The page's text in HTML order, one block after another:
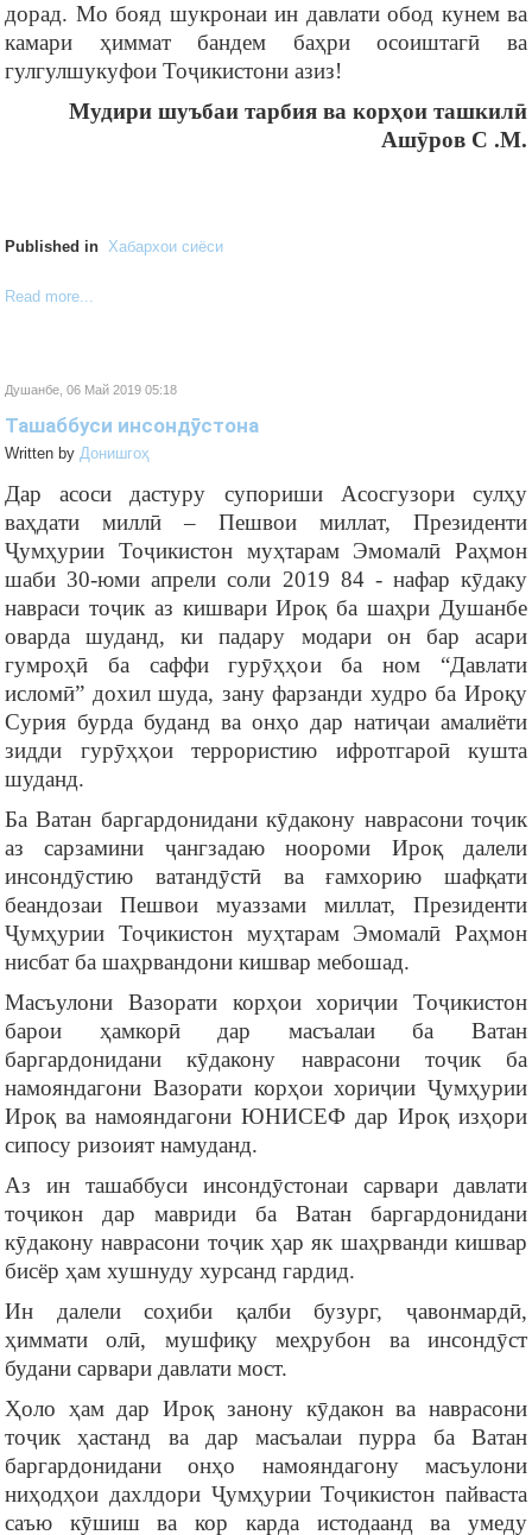
дорад. Мо бояд шукронаи ин давлати обод кунем ва
камари ҳиммат бандем баҳри осоиштагӣ ва
гулгулшукуфои Тоҷикистони азиз!
Мудири шуъбаи тарбия ва корҳои ташкилӣ
Ашӯров С .М.
Published in Хабархои сиёси
Read more...
Душанбе, 06 Май 2019 05:18
Ташаббуси инсондӯстона
Written by Донишгоҳ
Дар асоси дастуру супориши Асосгузори сулҳу
ваҳдати миллӣ – Пешвои миллат, Президенти
Ҷумҳурии Тоҷикистон муҳтарам Эмомалӣ Раҳмон
шаби 30-юми апрели соли 2019 84 - нафар кӯдаку
навраси тоҷик аз кишвари Ироқ ба шаҳри Душанбе
оварда шуданд, ки падару модари он бар асари
гумроҳӣ ба саффи гурӯҳҳои ба ном “Давлати
исломӣ” дохил шуда, зану фарзанди худро ба Ироқу
Сурия бурда буданд ва онҳо дар натиҷаи амалиёти
зидди гурӯҳҳои террористию ифротгароӣ кушта
шуданд.
Ба Ватан баргардонидани кӯдакону наврасони тоҷик
аз сарзамини ҷангзадаю ноороми Ироқ далели
инсондӯстию ватандӯстӣ ва ғамхорию шафқати
беандозаи Пешвои муаззами миллат, Президенти
Ҷумҳурии Тоҷикистон муҳтарам Эмомалӣ Раҳмон
нисбат ба шаҳрвандони кишвар мебошад.
Масъулони Вазорати корҳои хориҷии Тоҷикистон
барои ҳамкорӣ дар масъалаи ба Ватан
баргардонидани кӯдакону наврасони тоҷик ба
намояндагони Вазорати корҳои хориҷии Ҷумҳурии
Ироқ ва намояндагони ЮНИСЕФ дар Ироқ изҳори
сипосу ризоият намуданд.
Аз ин ташаббуси инсондӯстонаи сарвари давлати
тоҷикон дар мавриди ба Ватан баргардонидани
кӯдакону наврасони тоҷик ҳар як шаҳрванди кишвар
бисёр ҳам хушнуду хурсанд гардид.
Ин далели соҳиби қалби бузург, ҷавонмардӣ,
ҳиммати олӣ, мушфиқу меҳрубон ва инсондӯст
будани сарвари давлати мост.
Ҳоло ҳам дар Ироқ занону кӯдакон ва наврасони
тоҷик ҳастанд ва дар масъалаи пурра ба Ватан
баргардонидани онҳо намояндагону масъулони
ниҳодҳои дахлдори Ҷумҳурии Тоҷикистон пайваста
саъю кӯшиш ва кор карда истодаанд ва умеду